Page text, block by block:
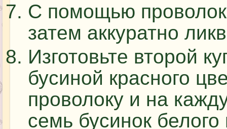
С помощью
затем аккуратно
Изготовьте второй
бусиной красного
проволоку и на
семь бусинок белого